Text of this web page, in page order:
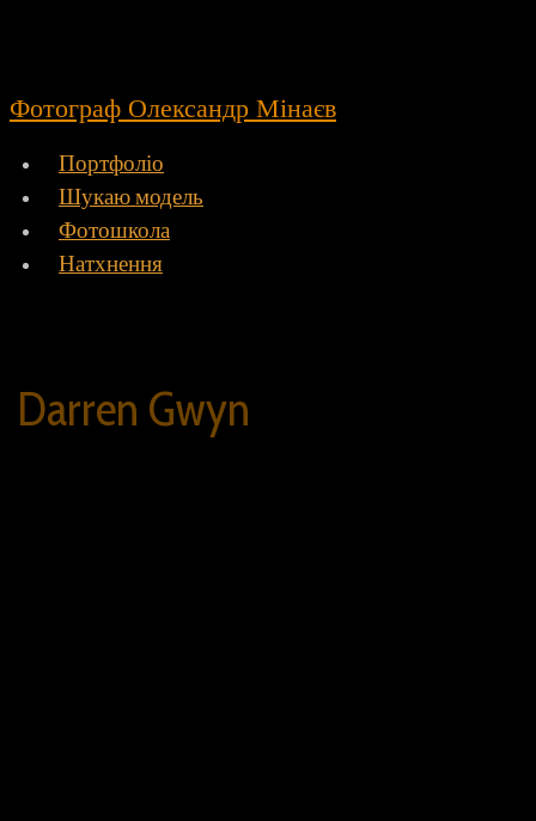
Фотограф Олександр Мінаєв
Портфоліо
Шукаю модель
Фотошкола
Натхнення
Darren Gwyn